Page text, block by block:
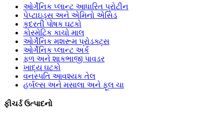
ઓર્ગેનિક પ્લાન્ટ આધારિત પ્રોટીન
પેપ્ટાઇડ્સ અને એમિનો એસિડ
કુદરતી પોષક ઘટકો
કોસ્મેટિક કાચો માલ
ઓર્ગેનિક મશરૂમ પ્રોડક્ટ્સ
ઓર્ગેનિક પ્લાન્ટ અર્ક
ફળ અને શાકભાજી પાવડર
ખાદ્ય ઘટકો
વનસ્પતિ આવશ્યક તેલ
હર્બલ્સ અને મસાલા અને ફૂલ ચા
ફીચર્ડ ઉત્પાદનો